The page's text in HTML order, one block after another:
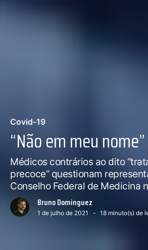
Covid-19
“Não em meu nome”
Médicos contrários ao dito
precoce” questionam
Conselho Federal de Medicina
Bruno Dominguez
1 de julho de 2021 18 minuto(s) de